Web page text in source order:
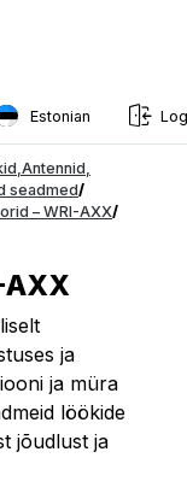
Estonian
English
Swedish
French
Estonian
Finnish
Danish
Antennid
seadmed/
– WRI-AXX/
AXX
ja
ja müra
löökide
jõudlust ja